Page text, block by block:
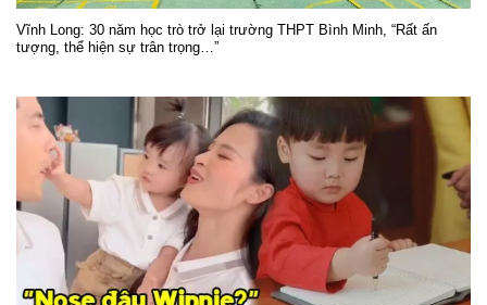
Vĩnh Long: 30 năm học trò trở lại trường THPT Bình Minh, “Rất ấn
tượng, thể hiện sự trân trọng…”